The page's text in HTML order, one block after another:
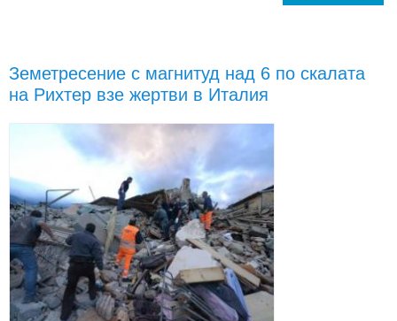
Земетресение с магнитуд над 6 по скалата
на Рихтер взе жертви в Италия